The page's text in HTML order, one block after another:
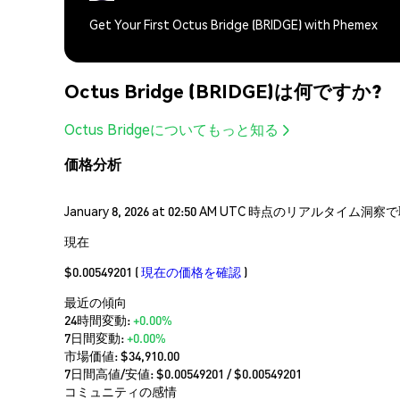
Get Your First Octus Bridge (BRIDGE) with Phemex
Octus Bridge (BRIDGE)は何ですか?
Octus Bridgeについてもっと知る
価格分析
January 8, 2026 at 02:50 AM UTC 時点のリアルタイム洞察
現在
$0.00549201 (現在の価格を確認 )
最近の傾向
24時間変動:+0.00%
7日間変動:+0.00%
市場価値:$34,910.00
7日間高値/安値: $0.00549201 / $0.00549201
コミュニティの感情